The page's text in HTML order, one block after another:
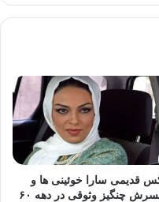
قدیمی سارا خوئینی‌ ها و
همسرش چنگیز وثوقی در دهه ۶۰